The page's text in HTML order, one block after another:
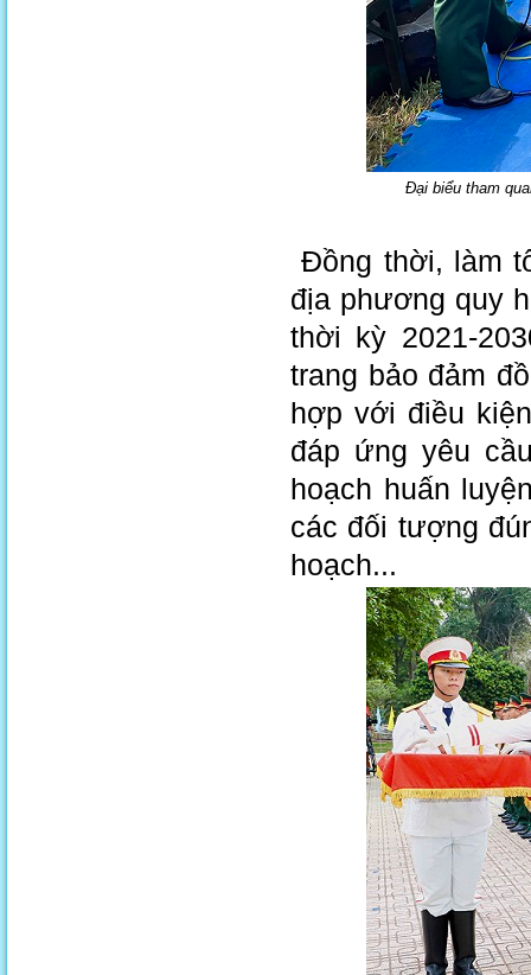
Đại biểu tham
Đồng thời, làm
địa phương quy
thời kỳ 2021-
trang bảo đảm
hợp với điều
đáp ứng yêu
hoạch huấn
các đối tượng
hoạch...